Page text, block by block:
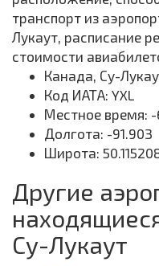
транспорт из
Лукаут, расписание
стоимости
Канада, Су-
Код ИАТА: YXL
Местное время: -
Долгота: -91.903
Широта:
Другие
Су-Лукаут